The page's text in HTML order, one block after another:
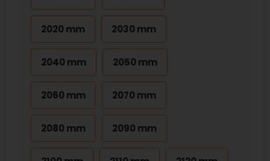
2020 mm 2030 mm
2040 mm 2050 mm
2060 mm 2070 mm
2080 mm 2090 mm